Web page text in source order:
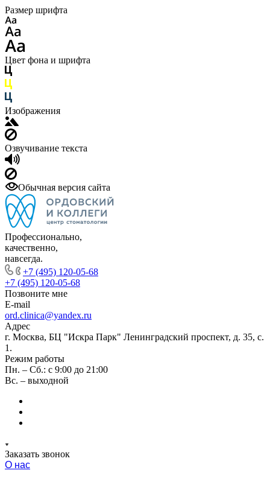
Размер шрифта
Цвет фона и шрифта
Изображения
Озвучивание текста
Обычная версия сайта
Профессионально,
качественно,
навсегда.
+7 (495) 120-05-68
+7 (495) 120-05-68
Позвоните мне
E-mail
ord.clinica@yandex.ru
Адрес
г. Москва, БЦ "Искра Парк" Ленинградский проспект, д. 35, с.
1.
Режим работы
Пн. – Сб.: с 9:00 до 21:00
Вс. – выходной
Заказать звонок
О нас